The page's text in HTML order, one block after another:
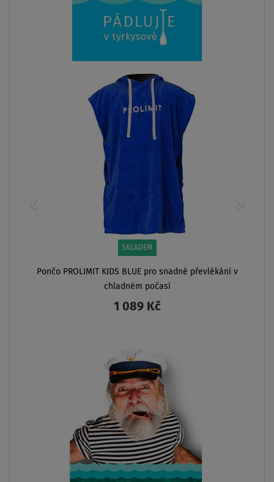
SKLADEM
Pončo PROLIMIT KIDS BLUE pro snadné převlékání v
chladném počasí
1 089 Kč